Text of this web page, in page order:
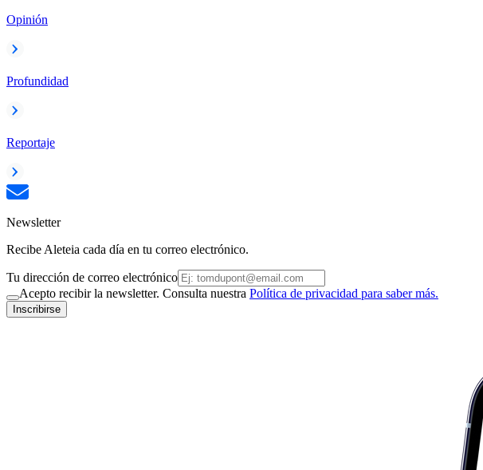
Opinión
Profundidad
Reportaje
Newsletter
Recibe Aleteia cada día en tu correo electrónico.
Tu dirección de correo electrónico
Acepto recibir la newsletter. Consulta nuestra Política de privacidad para saber más.
Inscribirse